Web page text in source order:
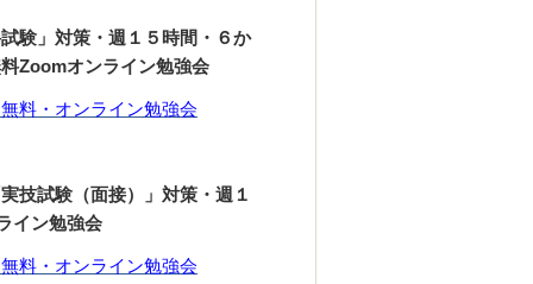
験」対策・週１５時間・６か
Zoomオンライン勉強会
料・オンライン勉強会
技試験（面接）」対策・週１
イン勉強会
料・オンライン勉強会